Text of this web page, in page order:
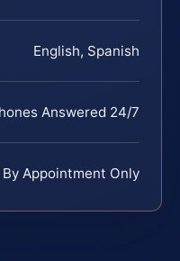
English, Spanish
Answered 24/7
By Appointment Only